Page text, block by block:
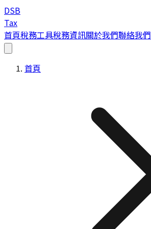
DSB
Tax
首頁稅務工具稅務資訊關於我們聯絡我們
首頁